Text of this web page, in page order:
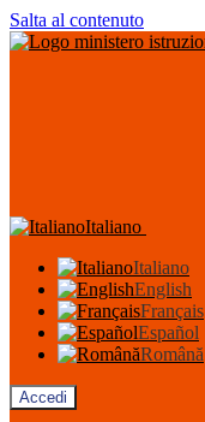
Salta al contenuto
Italiano
Italiano
English
Français
Español
Română
Accedi